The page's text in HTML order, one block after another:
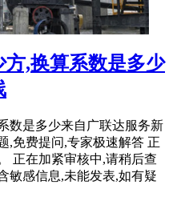
,换算系数是多少
数是多少来自广联达服务新
,免费提问,专家极速解答 正
正在加紧审核中,请稍后查
敏感信息,未能发表,如有疑